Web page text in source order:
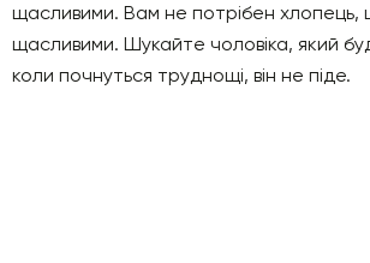
щасливими. Вам не потрібен хлопець,
щасливими. Шукайте чоловіка, який
коли почнуться труднощі, він не піде.